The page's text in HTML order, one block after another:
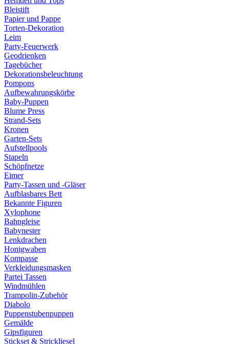
Bleistift
Papier und Pappe
Torten-Dekoration
Leim
Party-Feuerwerk
Geodrienken
Tagebücher
Dekorationsbeleuchtung
Pompons
Aufbewahrungskörbe
Baby-Puppen
Blume Press
Strand-Sets
Kronen
Garten-Sets
Aufstellpools
Stapeln
Schöpfnetze
Eimer
Party-Tassen und -Gläser
Aufblasbares Bett
Bekannte Figuren
Xylophone
Bahngleise
Babynester
Lenkdrachen
Honigwaben
Kompasse
Verkleidungsmasken
Partei Tassen
Windmühlen
Trampolin-Zubehör
Diabolo
Puppenstubenpuppen
Gemälde
Gipsfiguren
Stickset & Strickliesel